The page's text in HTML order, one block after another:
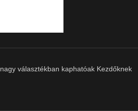
választékban kaphatóak Kezdőknek